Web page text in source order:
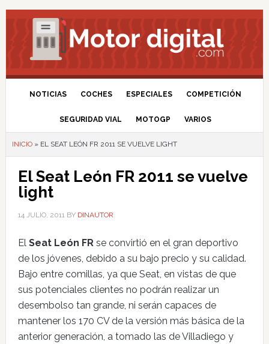
NOTICIAS COCHES ESPECIALES COMPETICIÓN
SEGURIDAD VIAL MOTOGP VARIOS
INICIO» EL SEAT LEÓN FR 2011 SE VUELVE LIGHT
El Seat León FR 2011 se vuelve
light
14 JULIO, 2011BY DINAUTOR
El Seat León FRse convirtió en el gran deportivo
de los jóvenes, debido a su bajo precio y su calidad.
Bajo entre comillas, ya que Seat, en vistas de que
sus potenciales clientes no podrán realizar un
desembolso tan grande, ni serán capaces de
mantener los 170 CV de la versión más básica de la
anterior generación, a tomado las de Villadiego y